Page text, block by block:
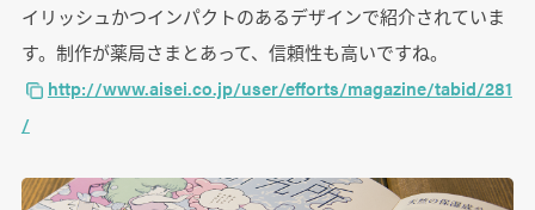
イリッシュかつインパクトのあるデザインで紹介されていま
す。制作が薬局さまとあって、信頼性も高いですね。
http://www.aisei.co.jp/user/efforts/magazine/tabid/281
/